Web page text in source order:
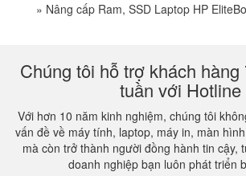
» Nâng cấp Ram, SSD Laptop HP
Chúng tôi hỗ trợ khách hàng
tuần với Hotline
Với hơn 10 năm kinh nghiệm, chúng tôi
vấn đề về máy tính, laptop, máy in, màn
mà còn trở thành người đồng hành tin cậy,
doanh nghiệp bạn luôn phát triển